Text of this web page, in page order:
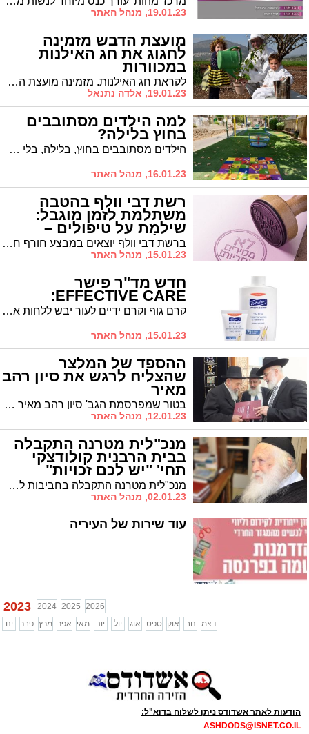
19.01.23, מנהל האתר
מועצת הדבש מזמינה
לחגוג את חג האילנות
במכוורות
לקראת חג האילנות, מזמינה מועצת הדבש את הקהל הרחב לביקור במכוורות ברחבי הארץ, לטעום דבש, ללמוד על תרומתה של דבורת הדבש לתהליך ההאבקה של העצים ולטעת עצים צוּפָנִיִים (שיש בפרחיהם צוף), למען שמירה על חיי הדבורים.
19.01.23, אלדה נתנאל
למה הילדים מסתובבים
בחוץ בלילה?
הילדים מסתובבים בחוץ, בלילה, בלי שאתם מודעים לכך? זו סכנה. האם את טבעת היהלומים שלך תשאירי בחוץ, ללא שמירה? טור נוקב מהרב פנחס ברייער
16.01.23, מנהל האתר
רשת דבי וולף בהטבה
משתלמת לזמן מוגבל:
שילמת על טיפולים –
קיבלת אחריות ברשת דבי וולף יוצאים במבצע חורף חסר תקדים; חבילות הסרת שיער עם אחריות - ללא תוספת תשלום, שיבוצעו על ידי צוות מקצועי ומנוסה ומכשור מתקדם ובטוח. תנו לניסיון של שלשה עשורים לעשות את העבודה // תוכן שיווקי
15.01.23, מנהל האתר
חדש מד"ר פישר
EFFECTIVE CARE:
קרם גוף וקרם ידיים לעור יבש ללחות אופטימלית מועשרים בחומצה היאלורונית/ מרקם נעים שנספג במהירות | היפואלרגני | לחות ל-72 שעות | ללא פראבנים - תוכן שיווקי -
15.01.23, מנהל האתר
ההספד של המלצר
שהצליח לרגש את סיון רהב
מאיר
בטור שמפרסמת הגב' סיון רהב מאיר באופן קבוע, היא מספרת על ההספד של המלצר על הגר"ש בעדני זצ"ל שהצליח לרגש אותה
12.01.23, מנהל האתר
מנכ"לית מטרנה התקבלה
בבית הרבנית קולודצקי
תחי' "יש לכם זכויות"
מנכ"לית מטרנה התקבלה בחביבות לביקור מיוחד בבית הרבנית קולודצקי תחי', בתו של מרן שר התורה הגר"ח קניבסקי זצ"ל
02.01.23, מנהל האתר
עוד שירות של העיריה
2023 2024 2025 2026
ינו
פבר מרץ אפר מאי יונ יול אוג ספט אוק נוב דצמ
הודעות לאתר אשדודס ניתן לשלוח בדוא"ל:
ASHDODS@ISNET.CO.IL